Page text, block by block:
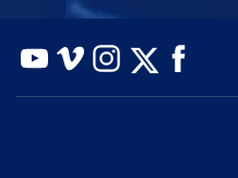
בדוק את הסדרה